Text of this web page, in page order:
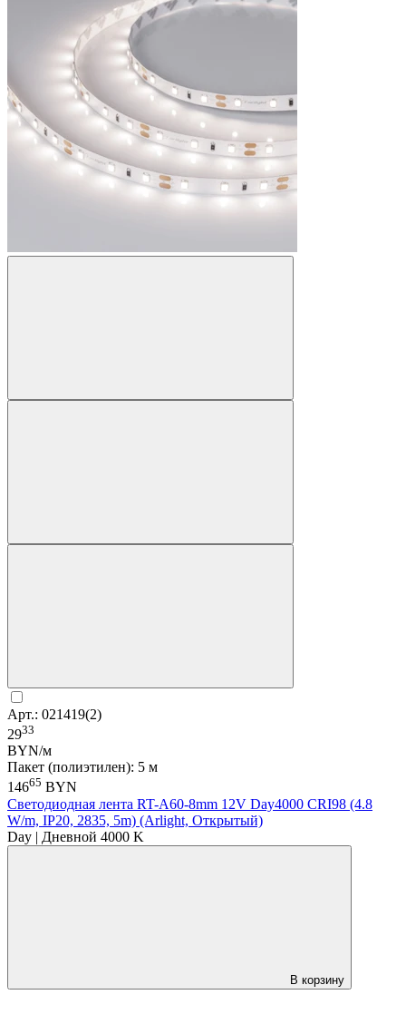
Арт.: 021419(2)
2933
BYN/м
Пакет (полиэтилен): 5 м
14665 BYN
Светодиодная лента RT-A60-8mm 12V Day4000 CRI98 (4.8
W/m, IP20, 2835, 5m) (Arlight, Открытый)
Day | Дневной 4000 K
В корзину